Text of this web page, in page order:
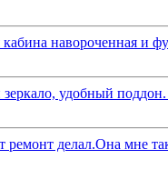
навороченная и
удобный
ремонт делал.Она мне